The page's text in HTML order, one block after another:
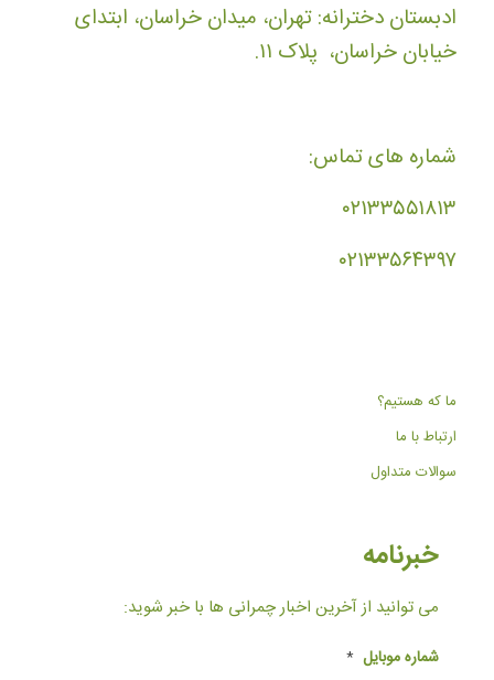
ادبستان دخترانه: تهران، میدان خراسان، ابتدای
خیابان خراسان، پلاک ۱۱.
شماره های تماس:
۰۲۱۳۳۵۵۱۸۱۳
۰۲۱۳۳۵۶۴۳۹۷
ما که هستیم؟
ارتباط با ما
سوالات متداول
خبرنامه
می توانید از آخرین اخبار چمرانی ها با خبر شوید:
شماره موبایل *